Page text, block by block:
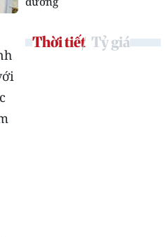
Thời tiết Tỷ giá